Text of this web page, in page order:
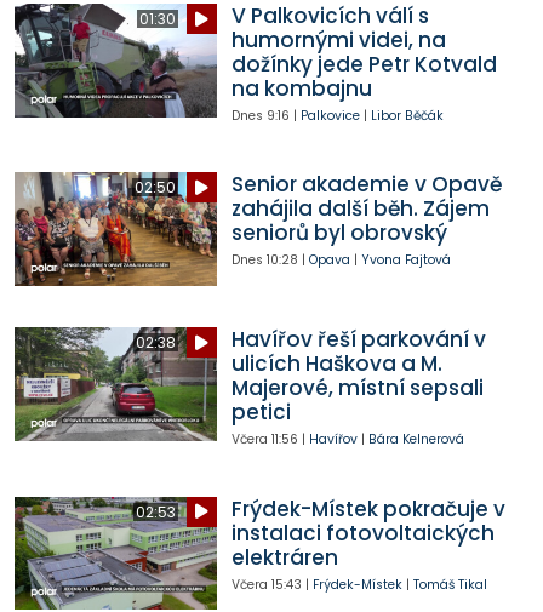
01:30
V Palkovicích válí s
humornými videi, na
dožínky jede Petr Kotvald
na kombajnu
Dnes 9:16 | Palkovice| Libor Běčák
02:50
Senior akademie v Opavě
zahájila další běh. Zájem
seniorů byl obrovský
Dnes 10:28 | Opava | Yvona Fajtová
02:38
Havířov řeší parkování v
ulicích Haškova a M.
Majerové, místní sepsali
petici
Včera 11:56 | Havířov| Bára Kelnerová
02:53
Frýdek-Místek pokračuje v
instalaci fotovoltaických
elektráren
Včera 15:43 | Frýdek-Místek| Tomáš Tikal